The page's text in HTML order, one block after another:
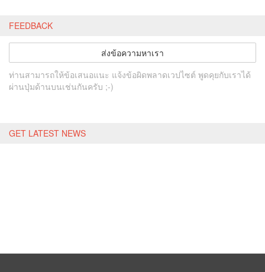
FEEDBACK
ส่งข้อความหาเรา
ท่านสามารถให้ข้อเสนอแนะ แจ้งข้อผิดพลาดเวปไซต์ พูดคุยกับเราได้
ผ่านปุ่มด้านบนเช่นกันครับ ;-)
GET LATEST NEWS